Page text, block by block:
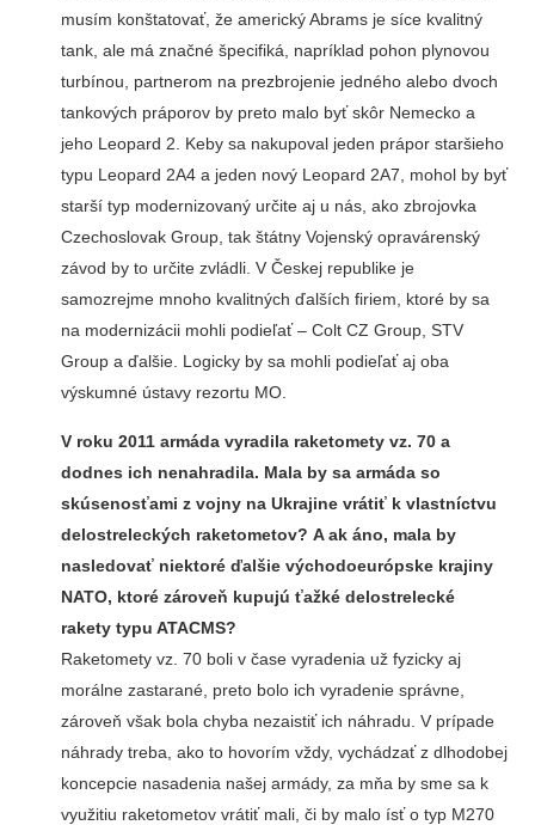
musím konštatovať, že americký Abrams je síce kvalitný
tank, ale má značné špecifiká, napríklad pohon plynovou
turbínou, partnerom na prezbrojenie jedného alebo dvoch
tankových práporov by preto malo byť skôr Nemecko a
jeho Leopard 2. Keby sa nakupoval jeden prápor staršieho
typu Leopard 2A4 a jeden nový Leopard 2A7, mohol by byť
starší typ modernizovaný určite aj u nás, ako zbrojovka
Czechoslovak Group, tak štátny Vojenský opravárenský
závod by to určite zvládli. V Českej republike je
samozrejme mnoho kvalitných ďalších firiem, ktoré by sa
na modernizácii mohli podieľať – Colt CZ Group, STV
Group a ďalšie. Logicky by sa mohli podieľať aj oba
výskumné ústavy rezortu MO.
V roku 2011 armáda vyradila raketomety vz. 70 a
dodnes ich nenahradila. Mala by sa armáda so
skúsenosťami z vojny na Ukrajine vrátiť k vlastníctvu
delostreleckých raketometov? A ak áno, mala by
nasledovať niektoré ďalšie východoeurópske krajiny
NATO, ktoré zároveň kupujú ťažké delostrelecké
rakety typu ATACMS?
Raketomety vz. 70 boli v čase vyradenia už fyzicky aj
morálne zastarané, preto bolo ich vyradenie správne,
zároveň však bola chyba nezaistiť ich náhradu. V prípade
náhrady treba, ako to hovorím vždy, vychádzať z dlhodobej
koncepcie nasadenia našej armády, za mňa by sme sa k
využitiu raketometov vrátiť mali, či by malo ísť o typ M270